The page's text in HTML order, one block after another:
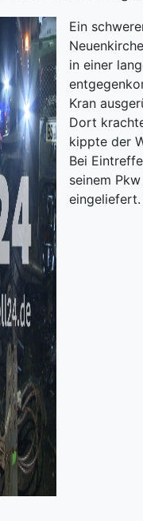
Ein
in einer
Kran
Dort
kippte der
Bei
seinem
eingeliefert.